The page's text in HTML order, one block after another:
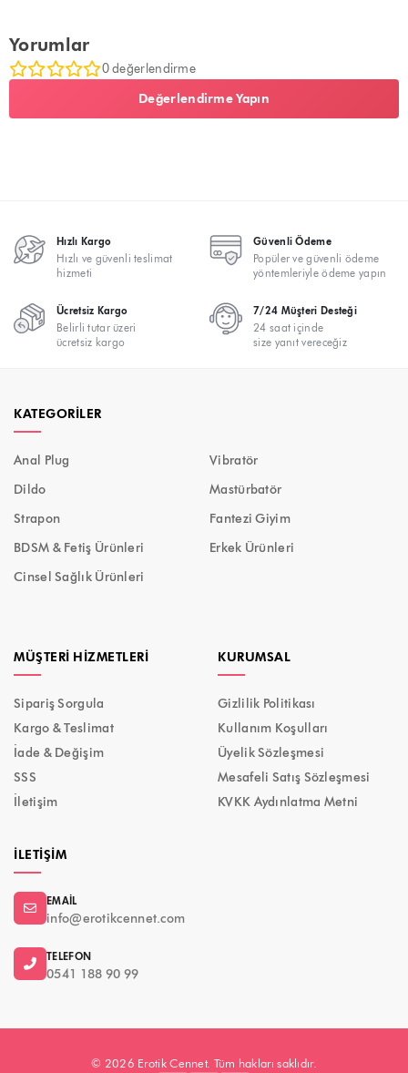
Yorumlar
0 değerlendirme
Değerlendirme Yapın
Hızlı Kargo
Hızlı ve güvenli teslimat
hizmeti
Güvenli Ödeme
Popüler ve güvenli ödeme
yöntemleriyle ödeme yapın
Ücretsiz Kargo
Belirli tutar üzeri
ücretsiz kargo
7/24 Müşteri Desteği
24 saat içinde
size yanıt vereceğiz
KATEGORILER
Anal Plug
Vibratör
Dildo
Mastürbatör
Strapon
Fantezi Giyim
BDSM & Fetiş Ürünleri
Erkek Ürünleri
Cinsel Sağlık Ürünleri
MÜŞTERI HIZMETLERI
Sipariş Sorgula
Kargo & Teslimat
İade & Değişim
SSS
İletişim
KURUMSAL
Gizlilik Politikası
Kullanım Koşulları
Üyelik Sözleşmesi
Mesafeli Satış Sözleşmesi
KVKK Aydınlatma Metni
İLETIŞIM
EMAIL
info@erotikcennet.com
TELEFON
0541 188 90 99
© 2026 Erotik Cennet. Tüm hakları saklıdır.